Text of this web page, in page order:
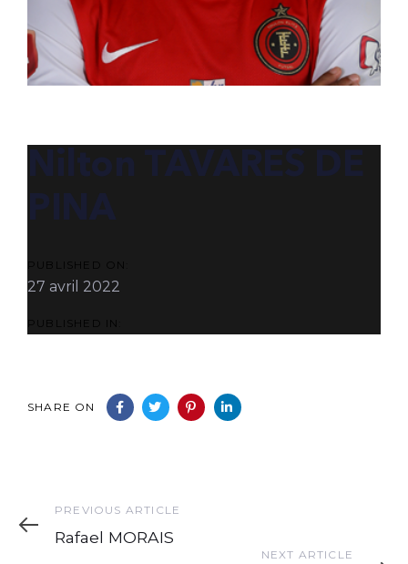
Nilton TAVARES DE
PINA
PUBLISHED ON:
27 avril 2022
PUBLISHED IN:
SHARE ON
Previous
Article
PREVIOUS ARTICLE
Rafael MORAIS
NEXT ARTICLE